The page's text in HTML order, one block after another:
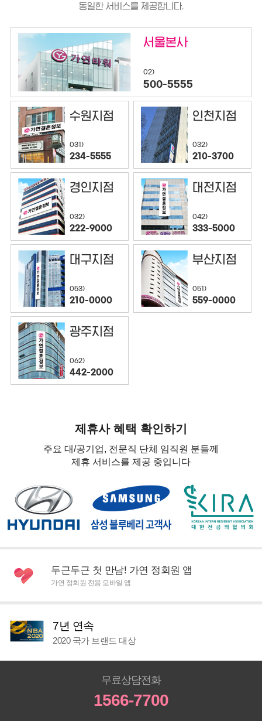
동일한 서비스를 제공합니다.
서울본사
02)
500-5555
수원지점
031)
234-5555
인천지점
032)
210-3700
경인지점
032)
222-9000
대전지점
042)
333-5000
대구지점
053)
210-0000
부산지점
051)
559-0000
광주지점
062)
442-2000
제휴사 혜택 확인하기
주요 대/공기업, 전문직 단체 임직원 분들께
제휴 서비스를 제공 중입니다
두근두근 첫 만남! 가연 정회원 앱
가연 정회원 전용 모바일 앱
7년 연속
2020 국가 브랜드 대상
무료상담전화
1566-7700